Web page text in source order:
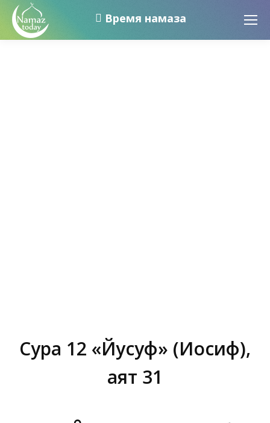
Время намаза
Сура 12 «Йусуф» (Иосиф),
аят 31